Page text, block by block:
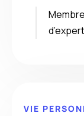
VIE